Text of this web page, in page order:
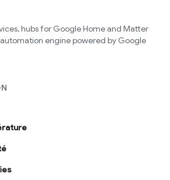
hubs for Google Home and Matter
engine powered by Google